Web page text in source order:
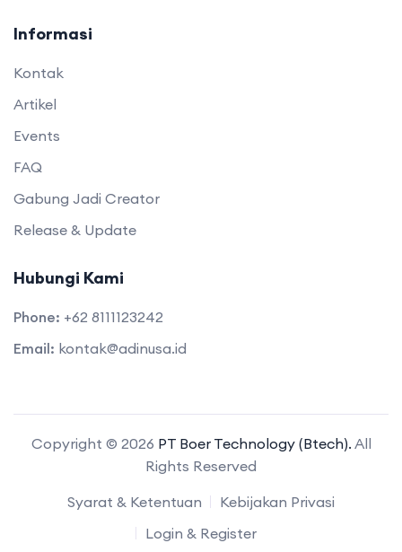
Informasi
Kontak
Artikel
Events
FAQ
Gabung Jadi Creator
Release & Update
Hubungi Kami
Phone: +62 8111123242
Email: kontak@adinusa.id
Copyright © 2026 PT Boer Technology (Btech). All
Rights Reserved
Syarat & Ketentuan
Kebijakan Privasi
Login & Register